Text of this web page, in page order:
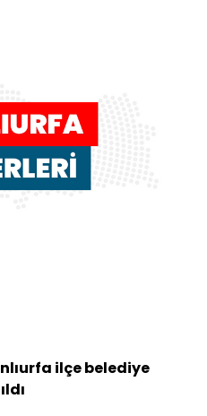
ilçe belediye